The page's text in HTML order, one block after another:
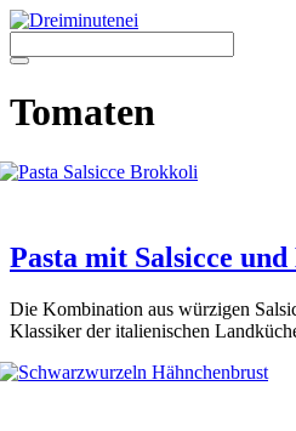
Zum
springen
Menü
Tomaten
Pasta mit Salsicce
Die Kom­bi­na­ti­on aus wür­zi­gen
Klas­si­ker der ita­lie­ni­schen